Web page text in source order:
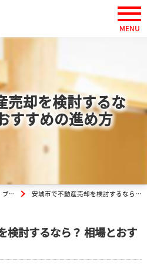
売却を検討するな
すすめの進め方
ブログ 安城市で不動産売却を検討するなら？ 相場とおすすめの進め方
検討するなら？ 相場とおす